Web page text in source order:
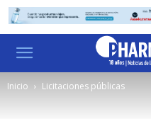
Inicio Licitaciones públicas